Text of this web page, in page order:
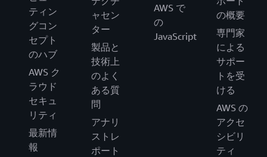
ティン
グコン
セプト
のハブ
AWS ク
ラウド
セキュ
リティ
最新情
報
ャセン
ター
製品と
技術上
のよく
ある質
問
アナリ
ストレ
ポート
AWS で
の
JavaScript
の概要
専門家
による
サポー
トを受
ける
AWS の
アクセ
シビリ
ティ